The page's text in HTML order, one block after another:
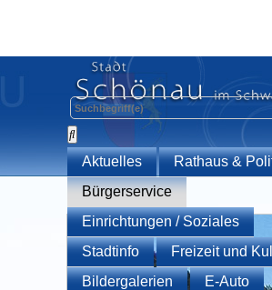
Aktuelles
Rathaus &
Bürgerservice
Einrichtungen / Soziales
Stadtinfo
Freizeit und
Bildergalerien
E-Auto